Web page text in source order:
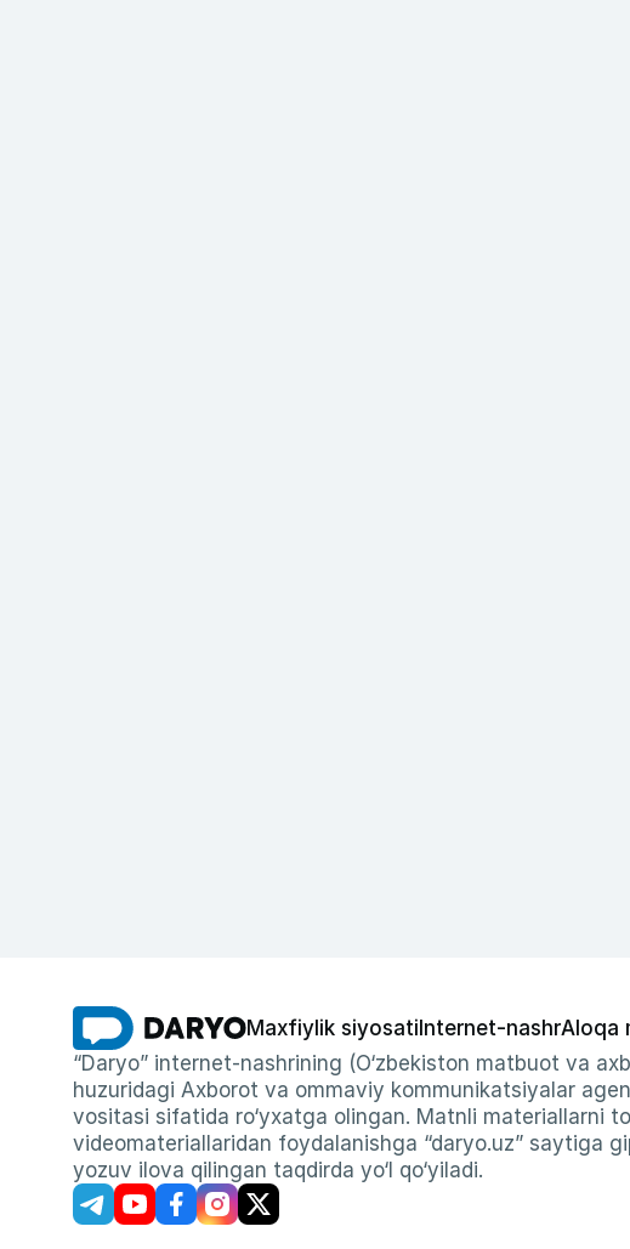
Maxfiylik siyosati Internet-nashrAloqa
“Daryo” internet-nashrining (O‘zbekiston matbuot va
huzuridagi Axborot va ommaviy kommunikatsiyalar
vositasi sifatida ro‘yxatga olingan. Matnli materiallarni
videomateriallaridan foydalanishga “daryo.uz” saytiga
yozuv ilova qilingan taqdirda yo‘l qo‘yiladi.